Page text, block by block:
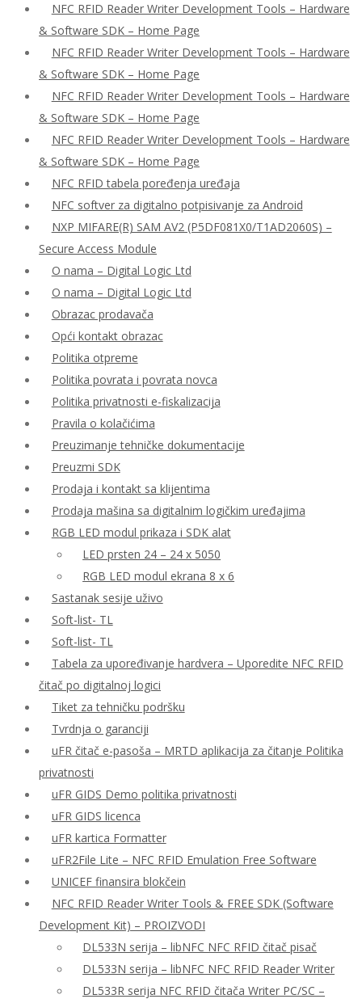
NFC RFID Reader Writer Development Tools – Hardware
& Software SDK – Home Page
NFC RFID Reader Writer Development Tools – Hardware
& Software SDK – Home Page
NFC RFID Reader Writer Development Tools – Hardware
& Software SDK – Home Page
NFC RFID Reader Writer Development Tools – Hardware
& Software SDK – Home Page
NFC RFID tabela poređenja uređaja
NFC softver za digitalno potpisivanje za Android
NXP MIFARE(R) SAM AV2 (P5DF081X0/T1AD2060S) –
Secure Access Module
O nama – Digital Logic Ltd
O nama – Digital Logic Ltd
Obrazac prodavača
Opći kontakt obrazac
Politika otpreme
Politika povrata i povrata novca
Politika privatnosti e-fiskalizacija
Pravila o kolačićima
Preuzimanje tehničke dokumentacije
Preuzmi SDK
Prodaja i kontakt sa klijentima
Prodaja mašina sa digitalnim logičkim uređajima
RGB LED modul prikaza i SDK alat
LED prsten 24 – 24 x 5050
RGB LED modul ekrana 8 x 6
Sastanak sesije uživo
Soft-list- TL
Soft-list- TL
Tabela za upoređivanje hardvera – Uporedite NFC RFID
čitač po digitalnoj logici
Tiket za tehničku podršku
Tvrdnja o garanciji
uFR čitač e-pasoša – MRTD aplikacija za čitanje Politika
privatnosti
uFR GIDS Demo politika privatnosti
uFR GIDS licenca
uFR kartica Formatter
uFR2File Lite – NFC RFID Emulation Free Software
UNICEF finansira blokčein
NFC RFID Reader Writer Tools & FREE SDK (Software
Development Kit) – PROIZVODI
DL533N serija – libNFC NFC RFID čitač pisač
DL533N serija – libNFC NFC RFID Reader Writer
DL533R serija NFC RFID čitača Writer PC/SC –